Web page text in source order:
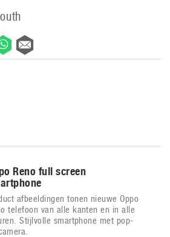
Reno full screen
afbeeldingen tonen nieuwe Oppo
telefoon van alle kanten en in alle
Stijlvolle smartphone met pop-